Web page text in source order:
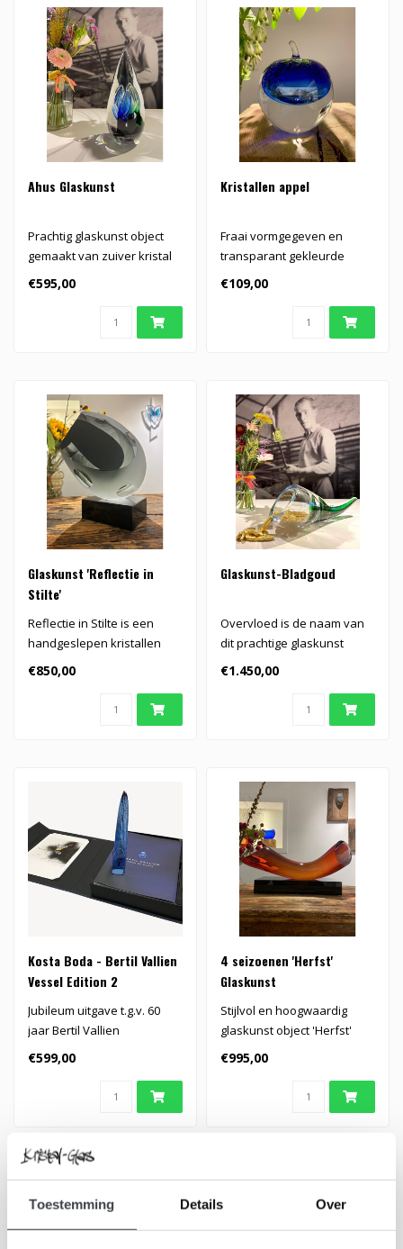
Toestemming Details Over
Ahus Glaskunst
Prachtig glaskunst object
gemaakt van zuiver kristal
€595,00
Kristallen appel
Fraai vormgegeven en
transparant gekleurde
kristallen appel
€109,00
Glaskunst 'Reflectie in
Stilte'
Reflectie in Stilte is een
handgeslepen kristallen
sculptuur op zwart marmer,
€850,00
Glaskunst-Bladgoud
Overvloed is de naam van
dit prachtige glaskunst
object
€1.450,00
Kosta Boda - Bertil Vallien
Vessel Edition 2
Jubileum uitgave t.g.v. 60
jaar Bertil Vallien
glaskunstenaar..
€599,00
4 seizoenen 'Herfst'
Glaskunst
Stijlvol en hoogwaardig
glaskunst object 'Herfst'
€995,00